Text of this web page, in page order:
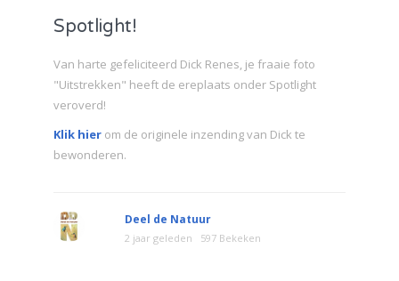
Spotlight!
Van harte gefeliciteerd Dick Renes, je fraaie foto
"Uitstrekken" heeft de ereplaats onder Spotlight
veroverd!
Klik hier om de originele inzending van Dick te
bewonderen.
Deel de Natuur
2 jaar geleden 597 Bekeken